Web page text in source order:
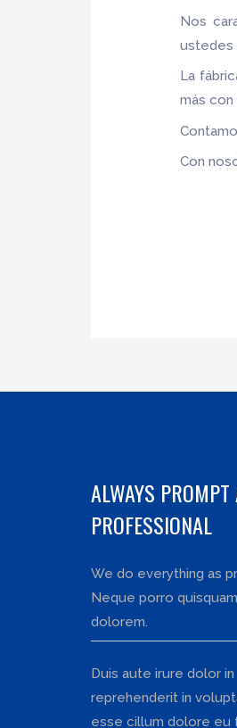
Nos
ustedes
La
más
Con
ALWAYS PROMPT
PROFESSIONAL
We do everything as
Neque porro
dolorem.
Duis aute irure dolor in
reprehenderit in
esse cillum dolore eu